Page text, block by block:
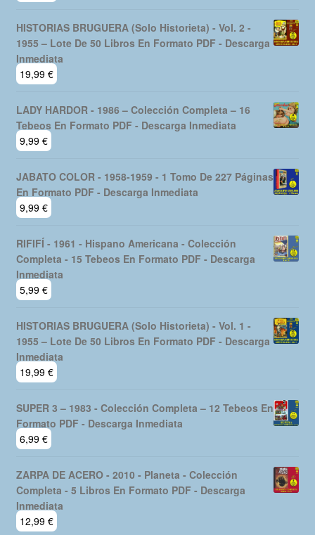
HISTORIAS BRUGUERA (Solo Historieta) - Vol. 2 -
1955 – Lote De 50 Libros En Formato PDF - Descarga
Inmediata
19,99 €
LADY HARDOR - 1986 – Colección Completa – 16
Tebeos En Formato PDF - Descarga Inmediata
9,99 €
JABATO COLOR - 1958-1959 - 1 Tomo De 227 Páginas
En Formato PDF - Descarga Inmediata
9,99 €
RIFIFÍ - 1961 - Hispano Americana - Colección
Completa - 15 Tebeos En Formato PDF - Descarga
Inmediata
5,99 €
HISTORIAS BRUGUERA (Solo Historieta) - Vol. 1 -
1955 – Lote De 50 Libros En Formato PDF - Descarga
Inmediata
19,99 €
SUPER 3 – 1983 - Colección Completa – 12 Tebeos En
Formato PDF - Descarga Inmediata
6,99 €
ZARPA DE ACERO - 2010 - Planeta - Colección
Completa - 5 Libros En Formato PDF - Descarga
Inmediata
12,99 €